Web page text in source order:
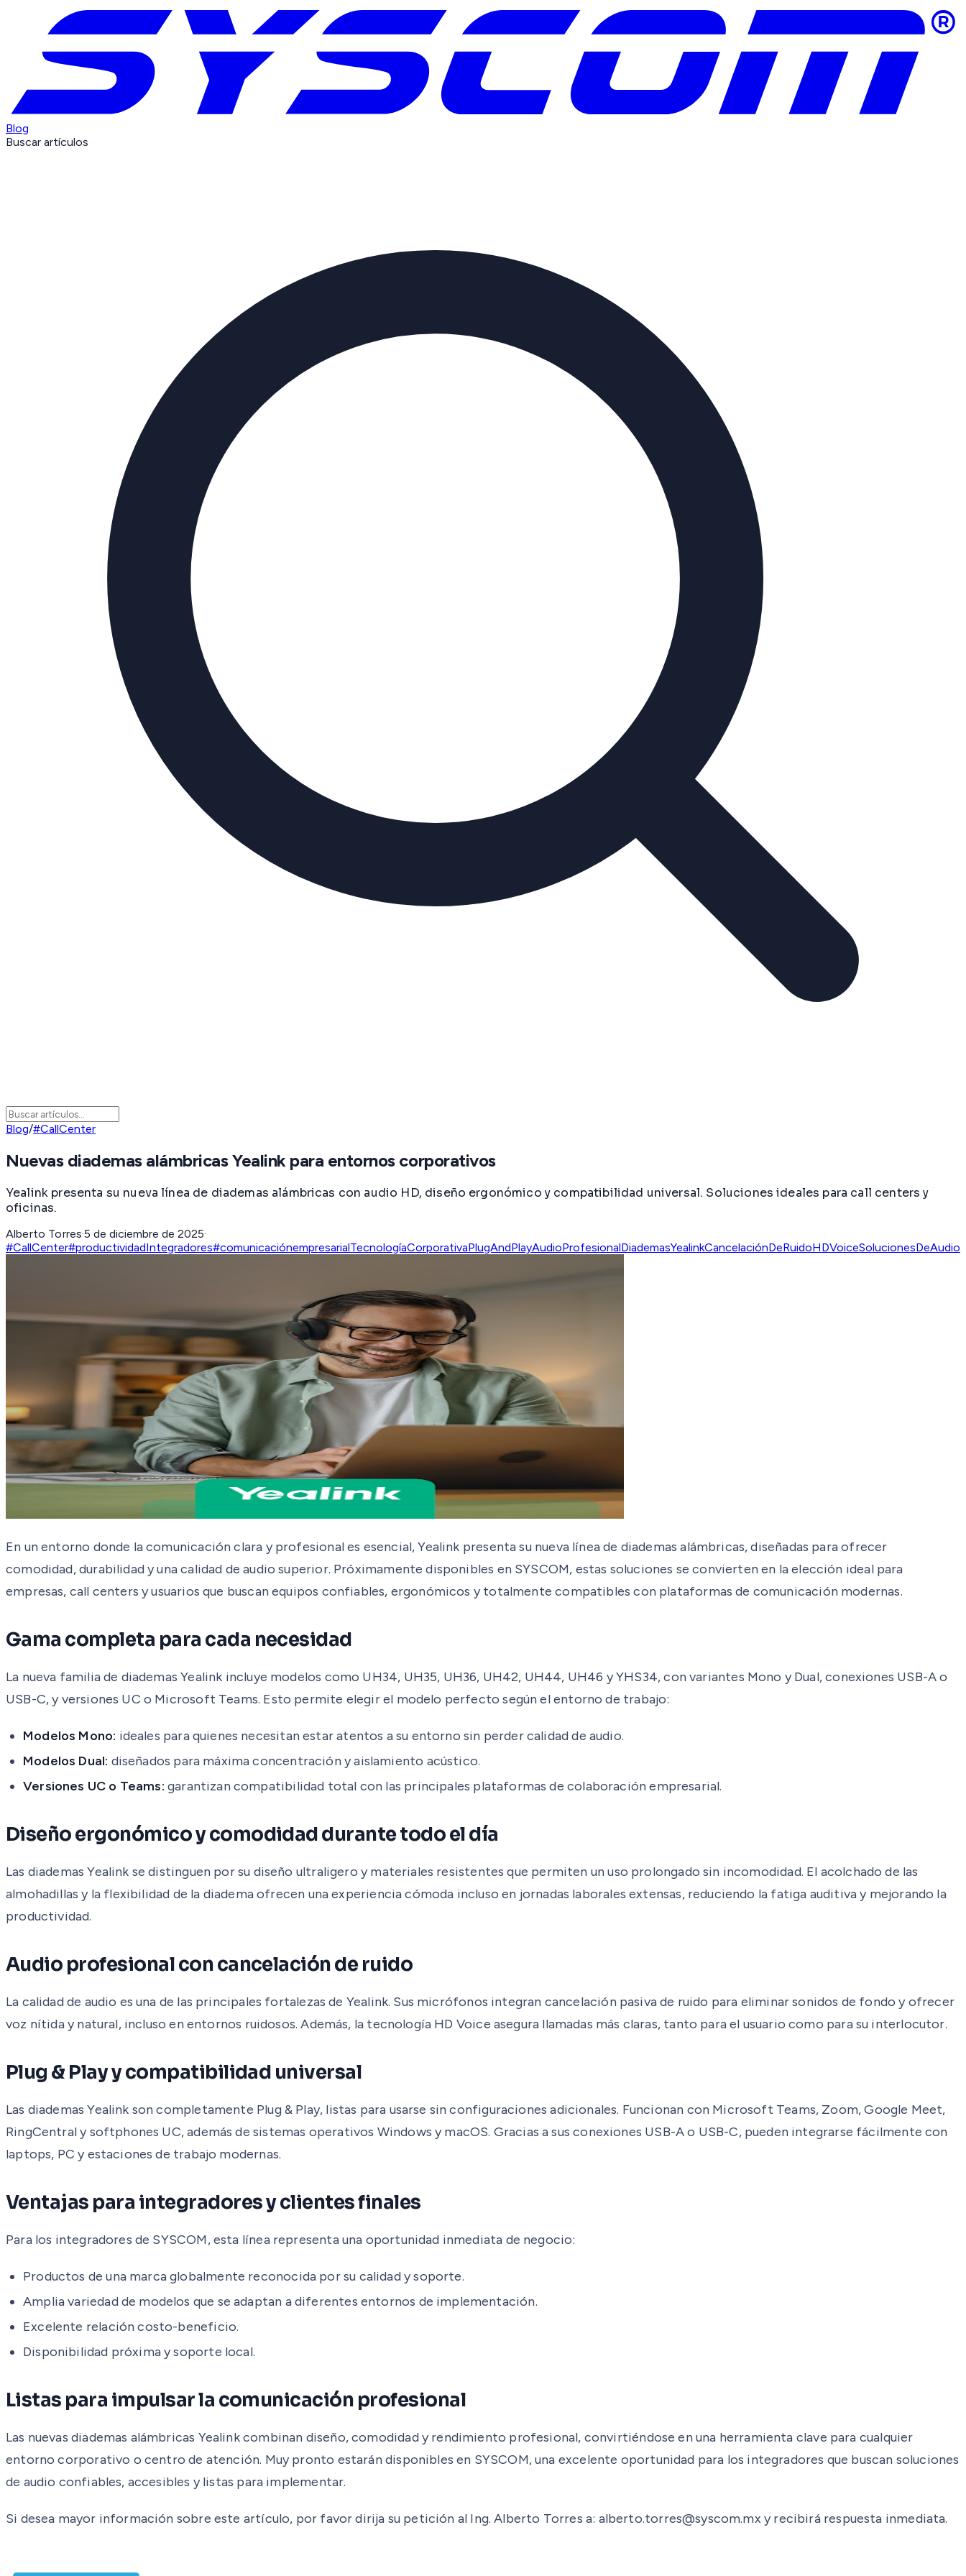
Blog
Buscar artículos
Blog/#CallCenter
Nuevas diademas alámbricas Yealink para entornos corporativos
Yealink presenta su nueva línea de diademas alámbricas con audio HD, diseño ergonómico y compatibilidad universal. Soluciones ideales para call centers y
oficinas.
Alberto Torres·5 de diciembre de 2025·
#CallCenter#productividadIntegradores#comunicaciónempresarialTecnologíaCorporativaPlugAndPlayAudioProfesionalDiademasYealinkCancelaciónDeRuidoHDVoiceSolucionesDeAudio
En un entorno donde la comunicación clara y profesional es esencial, Yealink presenta su nueva línea de diademas alámbricas, diseñadas para ofrecer
comodidad, durabilidad y una calidad de audio superior. Próximamente disponibles en SYSCOM, estas soluciones se convierten en la elección ideal para
empresas, call centers y usuarios que buscan equipos confiables, ergonómicos y totalmente compatibles con plataformas de comunicación modernas.
Gama completa para cada necesidad
La nueva familia de diademas Yealink incluye modelos como UH34, UH35, UH36, UH42, UH44, UH46 y YHS34, con variantes Mono y Dual, conexiones USB-A o
USB-C, y versiones UC o Microsoft Teams. Esto permite elegir el modelo perfecto según el entorno de trabajo:
Modelos Mono: ideales para quienes necesitan estar atentos a su entorno sin perder calidad de audio.
Modelos Dual: diseñados para máxima concentración y aislamiento acústico.
Versiones UC o Teams: garantizan compatibilidad total con las principales plataformas de colaboración empresarial.
Diseño ergonómico y comodidad durante todo el día
Las diademas Yealink se distinguen por su diseño ultraligero y materiales resistentes que permiten un uso prolongado sin incomodidad. El acolchado de las
almohadillas y la flexibilidad de la diadema ofrecen una experiencia cómoda incluso en jornadas laborales extensas, reduciendo la fatiga auditiva y mejorando la
productividad.
Audio profesional con cancelación de ruido
La calidad de audio es una de las principales fortalezas de Yealink. Sus micrófonos integran cancelación pasiva de ruido para eliminar sonidos de fondo y ofrecer
voz nítida y natural, incluso en entornos ruidosos. Además, la tecnología HD Voice asegura llamadas más claras, tanto para el usuario como para su interlocutor.
Plug & Play y compatibilidad universal
Las diademas Yealink son completamente Plug & Play, listas para usarse sin configuraciones adicionales. Funcionan con Microsoft Teams, Zoom, Google Meet,
RingCentral y softphones UC, además de sistemas operativos Windows y macOS. Gracias a sus conexiones USB-A o USB-C, pueden integrarse fácilmente con
laptops, PC y estaciones de trabajo modernas.
Ventajas para integradores y clientes finales
Para los integradores de SYSCOM, esta línea representa una oportunidad inmediata de negocio:
Productos de una marca globalmente reconocida por su calidad y soporte.
Amplia variedad de modelos que se adaptan a diferentes entornos de implementación.
Excelente relación costo-beneficio.
Disponibilidad próxima y soporte local.
Listas para impulsar la comunicación profesional
Las nuevas diademas alámbricas Yealink combinan diseño, comodidad y rendimiento profesional, convirtiéndose en una herramienta clave para cualquier
entorno corporativo o centro de atención. Muy pronto estarán disponibles en SYSCOM, una excelente oportunidad para los integradores que buscan soluciones
de audio confiables, accesibles y listas para implementar.
Si desea mayor información sobre este artículo, por favor dirija su petición al Ing. Alberto Torres a: alberto.torres@syscom.mx y recibirá respuesta inmediata.